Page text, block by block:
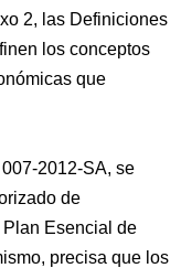
2, las Definiciones
los conceptos
que
2012-SA, se
de
Plan Esencial de
precisa que los